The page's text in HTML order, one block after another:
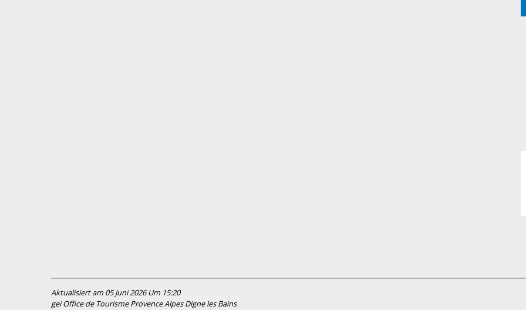
Aktualisiert am 05 Juni 2026 Um 15:20
gei Office de Tourisme Provence Alpes Digne les Bains